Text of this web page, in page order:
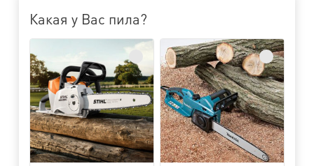
Какая у Вас пила?